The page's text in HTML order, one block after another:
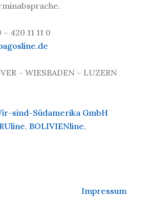
420 11 11 0
– WIESBADEN – LUZERN
sind-Südamerika GmbH
, BOLIVIENline,
Impressum